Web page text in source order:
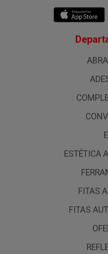
ESTÉTICA
FITAS
FITAS